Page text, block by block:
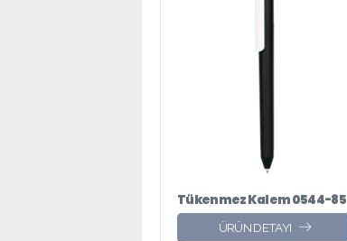
Tükenmez Kalem 0544-85
ÜRÜN DETAYI